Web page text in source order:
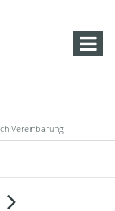
Vereinbarung